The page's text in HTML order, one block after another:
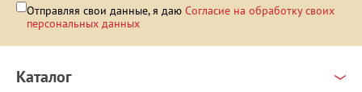
Отправляя свои данные, я даю Согласие на обработку своих
персональных данных
Каталог